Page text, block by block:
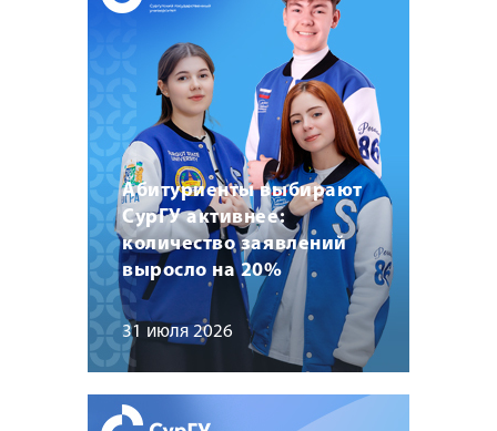
Абитуриенты выбирают
СурГУ активнее:
количество заявлений
выросло на 20%
31 июля 2026